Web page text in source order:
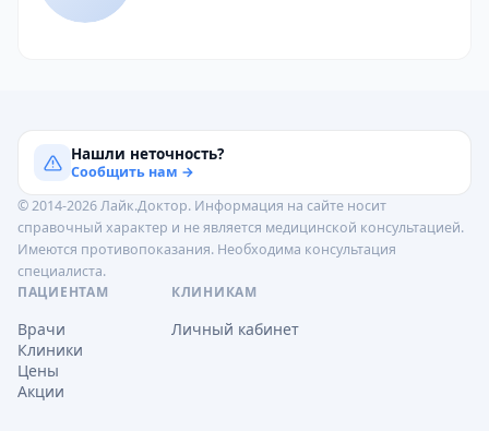
Нашли неточность?
Сообщить нам →
© 2014-2026 Лайк.Доктор. Информация на сайте носит
справочный характер и не является медицинской консультацией.
Имеются противопоказания. Необходима консультация
специалиста.
ПАЦИЕНТАМ
Врачи
Клиники
Цены
Акции
КЛИНИКАМ
Личный кабинет